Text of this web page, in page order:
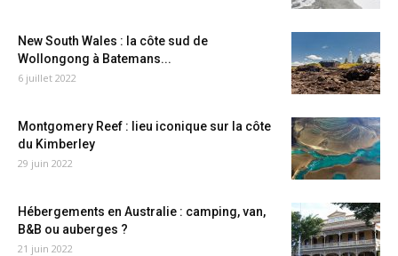
New South Wales : la côte sud de
Wollongong à Batemans...
6 juillet 2022
Montgomery Reef : lieu iconique sur la côte
du Kimberley
29 juin 2022
Hébergements en Australie : camping, van,
B&B ou auberges ?
21 juin 2022